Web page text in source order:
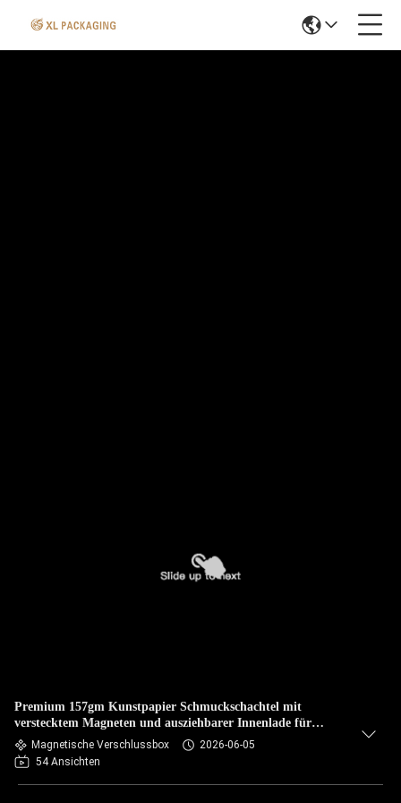
Premium 157gm Kunstpapier Schmuckschachtel mit
verstecktem Magneten und ausziehbarer Innenlade für
hochwertige Geschenkverpackungen
Magnetische Verschlussbox
2026-06-05
54 Ansichten